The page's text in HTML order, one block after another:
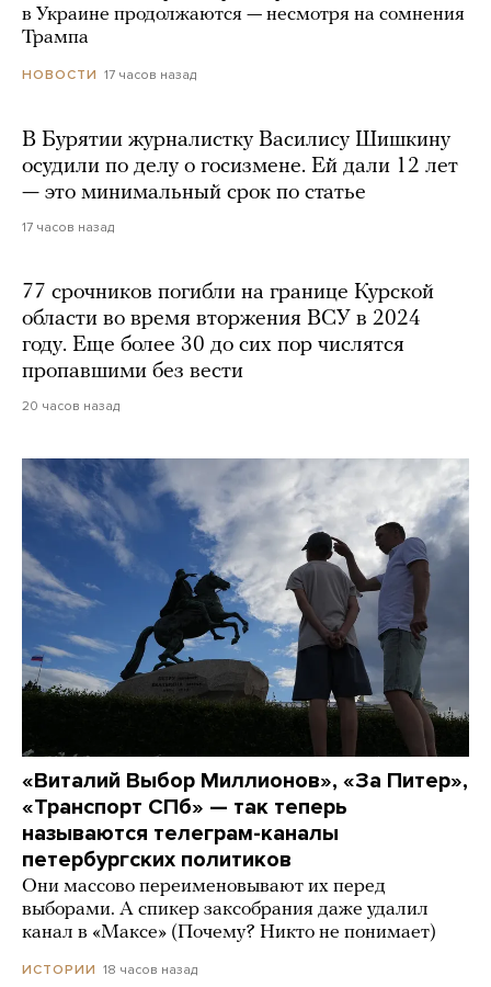
в Украине продолжаются — несмотря на сомнения
Трампа
НОВОСТИ 17 часов назад
В Бурятии журналистку Василису Шишкину
осудили по делу о госизмене. Ей дали 12 лет
— это минимальный срок по статье
17 часов назад
77 срочников погибли на границе Курской
области во время вторжения ВСУ в 2024
году. Еще более 30 до сих пор числятся
пропавшими без вести
20 часов назад
«Виталий Выбор Миллионов», «За Питер»,
«Транспорт СПб» — так теперь
называются телеграм-каналы
петербургских политиков
Они массово переименовывают их перед
выборами. А спикер заксобрания даже удалил
канал в «Максе» (Почему? Никто не понимает)
ИСТОРИИ 18 часов назад